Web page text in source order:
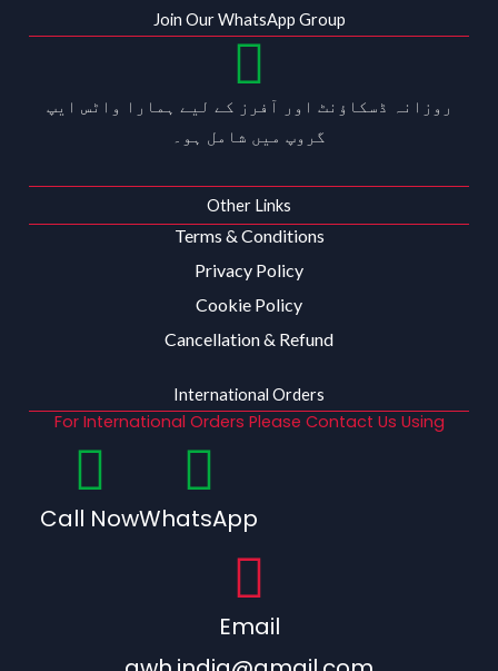
Join Our WhatsApp Group
روزانہ ڈسکاؤنٹ اور آفرز کے لیے ہمارا واٹس ایپ
گروپ میں شامل ہو۔
Other Links
Terms & Conditions
Privacy Policy
Cookie Policy
Cancellation & Refund
International Orders
For International Orders Please Contact Us Using
Call NowWhatsApp
Email